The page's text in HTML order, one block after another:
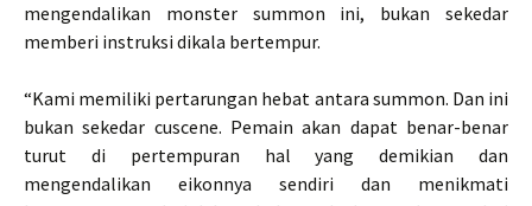
mengendalikan monster summon ini, bukan sekedar
memberi instruksi dikala bertempur.
“Kami memiliki pertarungan hebat antara summon. Dan ini
bukan sekedar cuscene. Pemain akan dapat benar-benar
turut di pertempuran hal yang demikian dan
mengendalikan eikonnya sendiri dan menikmati